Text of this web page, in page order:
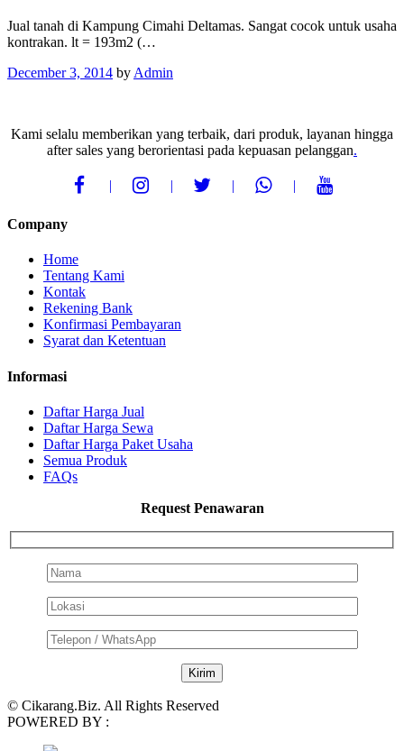
Jual tanah di Kampung Cimahi Deltamas. Sangat cocok untuk usaha
kontrakan. lt = 193m2 (…
December 3, 2014 by Admin
Kami selalu memberikan yang terbaik, dari produk, layanan hingga
after sales yang berorientasi pada kepuasan pelanggan.
Company
Home
Tentang Kami
Kontak
Rekening Bank
Konfirmasi Pembayaran
Syarat dan Ketentuan
Informasi
Daftar Harga Jual
Daftar Harga Sewa
Daftar Harga Paket Usaha
Semua Produk
FAQs
Request Penawaran
© Cikarang.Biz. All Rights Reserved
POWERED BY :